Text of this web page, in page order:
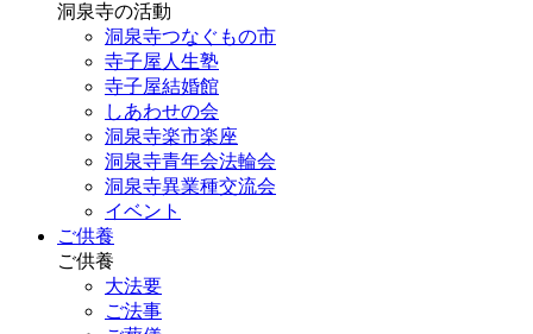
洞泉寺の活動
洞泉寺つなぐもの市
寺子屋人生塾
寺子屋結婚館
しあわせの会
洞泉寺楽市楽座
洞泉寺青年会法輪会
洞泉寺異業種交流会
イベント
ご供養
ご供養
大法要
ご法事